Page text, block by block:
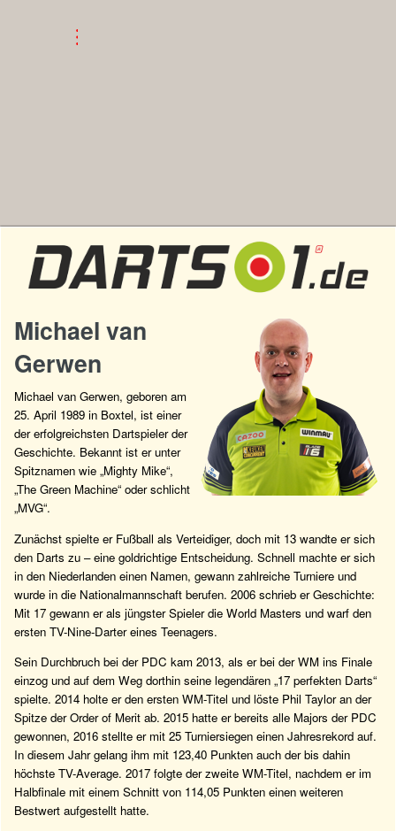
Michael van
Gerwen
Michael van Gerwen, geboren am
25. April 1989 in Boxtel, ist einer
der erfolgreichsten Dartspieler der
Geschichte. Bekannt ist er unter
Spitznamen wie „Mighty Mike“,
„The Green Machine“ oder schlicht
„MVG“.
Zunächst spielte er Fußball als Verteidiger, doch mit 13 wandte er sich
den Darts zu – eine goldrichtige Entscheidung. Schnell machte er sich
in den Niederlanden einen Namen, gewann zahlreiche Turniere und
wurde in die Nationalmannschaft berufen. 2006 schrieb er Geschichte:
Mit 17 gewann er als jüngster Spieler die World Masters und warf den
ersten TV-Nine-Darter eines Teenagers.
Sein Durchbruch bei der PDC kam 2013, als er bei der WM ins Finale
einzog und auf dem Weg dorthin seine legendären „17 perfekten Darts“
spielte. 2014 holte er den ersten WM-Titel und löste Phil Taylor an der
Spitze der Order of Merit ab. 2015 hatte er bereits alle Majors der PDC
gewonnen, 2016 stellte er mit 25 Turniersiegen einen Jahresrekord auf.
In diesem Jahr gelang ihm mit 123,40 Punkten auch der bis dahin
höchste TV-Average. 2017 folgte der zweite WM-Titel, nachdem er im
Halbfinale mit einem Schnitt von 114,05 Punkten einen weiteren
Bestwert aufgestellt hatte.